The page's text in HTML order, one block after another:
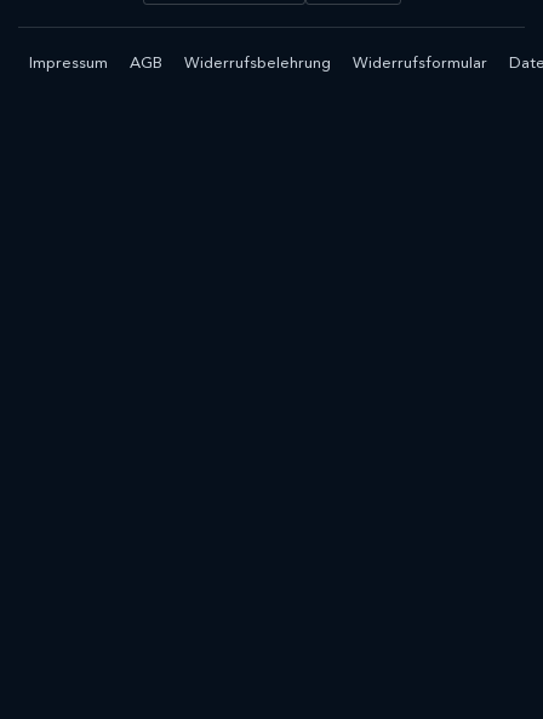
Impressum AGB Widerrufsbelehrung Widerrufsformular